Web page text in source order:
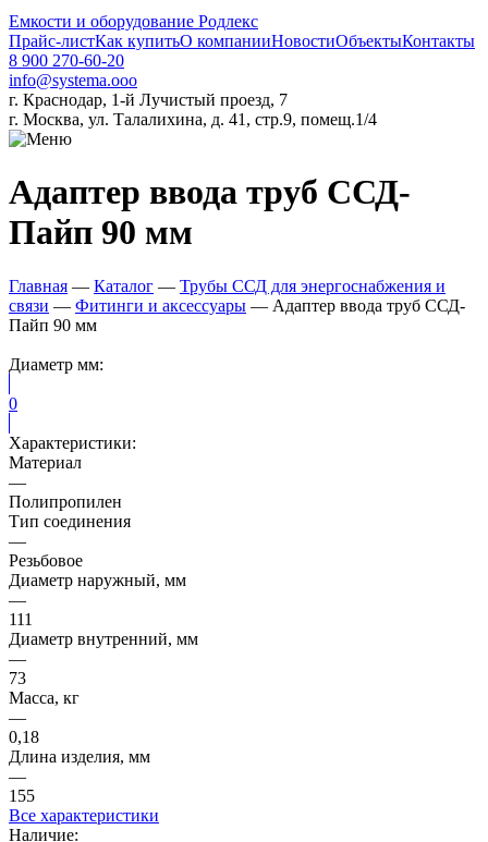
Емкости и оборудование Родлекс
Прайс-листКак купитьО компанииНовостиОбъектыКонтакты
8 900 270-60-20
info@systema.ooo
г. Краснодар, 1-й Лучистый проезд, 7
г. Москва, ул. Талалихина, д. 41, стр.9, помещ.1/4
Адаптер ввода труб ССД-
Пайп 90 мм
Главная — Каталог — Трубы ССД для энергоснабжения и
связи — Фитинги и аксессуары — Адаптер ввода труб ССД-
Пайп 90 мм
Диаметр мм:
0
Характеристики:
Материал
—
Полипропилен
Тип соединения
—
Резьбовое
Диаметр наружный, мм
—
111
Диаметр внутренний, мм
—
73
Масса, кг
—
0,18
Длина изделия, мм
—
155
Все характеристики
Наличие: